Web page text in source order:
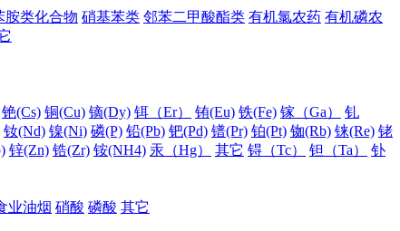
胺类化合物 硝基苯类 邻苯二甲酸酯类 有机氯农药 有机磷农
铯(Cs) 铜(Cu) 镝(Dy) 铒（Er） 铕(Eu) 铁(Fe) 镓（Ga）
钆
钕(Nd) 镍(Ni) 磷(P) 铅(Pb) 钯(Pd) 镨(Pr) 铂(Pt) 铷(Rb) 铼(Re) 铑
锌(Zn) 锆(Zr) 铵(NH4) 汞（Hg） 其它 锝（Tc） 钽（Ta）
钋
业油烟 硝酸 磷酸 其它